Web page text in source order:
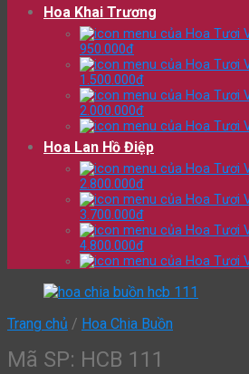
Hoa Khai Trương
950.000đ
1.500.000đ
2.000.000đ
Hoa Lan Hồ Điệp
2.800.000đ
3.700.000đ
4.800.000đ
Trang chủ / Hoa Chia Buồn
Mã SP: HCB 111